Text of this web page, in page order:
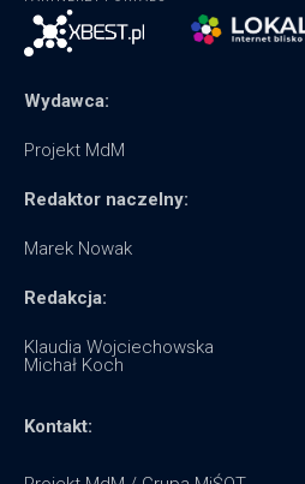
Wydawca:
Projekt MdM
Redaktor naczelny:
Marek Nowak
Redakcja:
Klaudia Wojciechowska
Michał Koch
Kontakt: